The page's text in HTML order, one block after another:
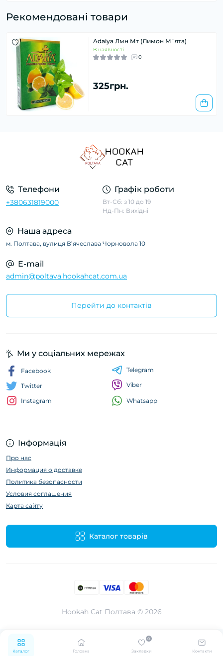
Каталог Головна Закладки
0
Контакти
Рекомендовані товари
Adalya Лмн Мт (Лимон М`ята)
В наявності
0
325грн.
Телефони
+380631819000
Графік роботи
Вт-Сб: з 10 до 19
Нд-Пн: Вихідні
Наша адреса
м. Полтава, вулиця Вʼячеслава Чорновола 10
E-mail
admin@poltava.hookahcat.com.ua
Перейти до контактів
Інформація
Про нас
Информация о доставке
Политика безопасности
Условия соглашения
Карта сайту
Каталог товарів
Ми у соціальних мережах
Facebook
Twitter
Instagram
Telegram
Viber
Whatsapp
Hookah Cat Полтава © 2026